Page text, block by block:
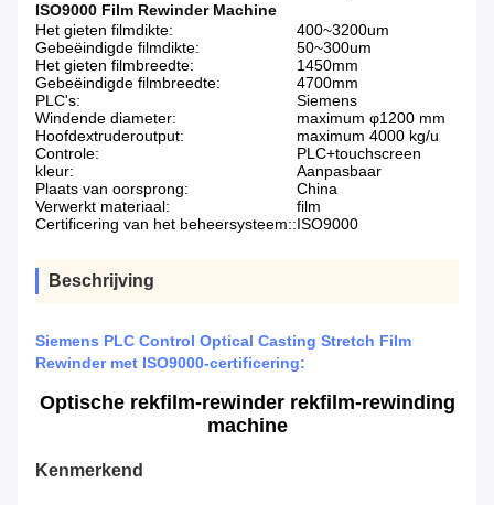
ISO9000 Film Rewinder Machine
Het gieten filmdikte:
400~3200um
Gebeëindigde filmdikte:
50~300um
Het gieten filmbreedte:
1450mm
Gebeëindigde filmbreedte:
4700mm
PLC's:
Siemens
Windende diameter:
maximum φ1200 mm
Hoofdextruderoutput:
maximum 4000 kg/u
Controle:
PLC+touchscreen
kleur:
Aanpasbaar
Plaats van oorsprong:
China
Verwerkt materiaal:
film
Certificering van het beheersysteem::ISO9000
Beschrijving
Siemens PLC Control Optical Casting Stretch Film
Rewinder met ISO9000-certificering:
Optische rekfilm-rewinder rekfilm-rewinding
machine
Kenmerkend